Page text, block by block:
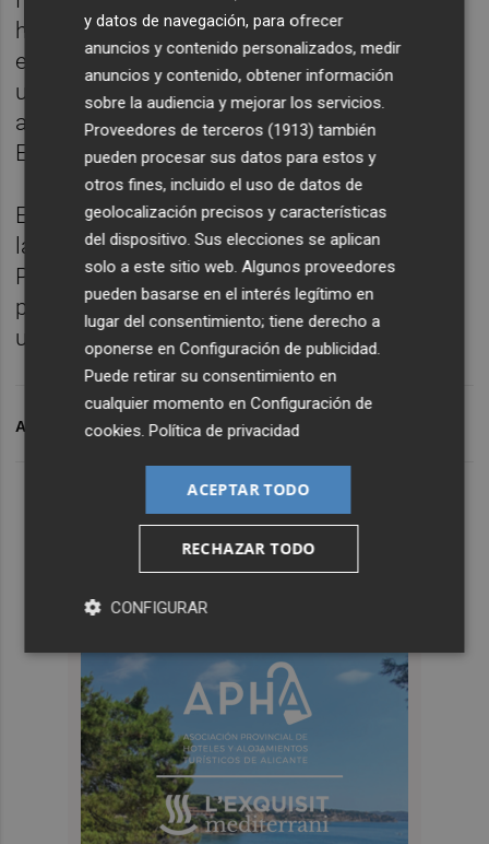
han afirmado que en las respectivas
ejecutivas se ha apoyado la idea de buscar
un pacto con la mencionada fuerza política,
a la espera de que se concrete que el propio
Errejón será el cabeza de lista.
Está previsto que a partir de este martes se
lance a una consulta a la militancia.
Posiblemente, se preguntará sobre un
posible acuerdo a tres y, en su defecto, con
un pacto con el partido de Errejón.
ARCHIVADO EN COMPROMÍS 10N
y datos de navegación, para ofrecer
anuncios y contenido personalizados, medir
anuncios y contenido, obtener información
sobre la audiencia y mejorar los servicios.
Proveedores de terceros (1913) también
pueden procesar sus datos para estos y
otros fines, incluido el uso de datos de
geolocalización precisos y características
del dispositivo. Sus elecciones se aplican
solo a este sitio web. Algunos proveedores
pueden basarse en el interés legítimo en
lugar del consentimiento; tiene derecho a
oponerse enConfiguración de publicidad
Puede retirar su consentimiento en
cualquier momento enConfiguración de
cookies .Política de privacidad
ACEPTAR TODO
RECHAZAR TODO
CONFIGURAR